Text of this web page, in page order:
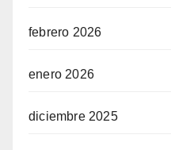
febrero 2026
enero 2026
diciembre 2025